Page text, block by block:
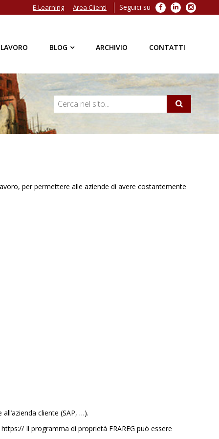
Seguici su Facebook
LinkedIn
E-Learning Area Clienti
BLOG ARCHIVIO CONTATTI
per permettere alle aziende di avere costantemente
cliente (SAP, …).
Il programma di proprietà FRAREG può essere